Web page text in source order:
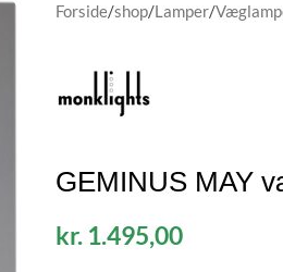
Forside/shop/Lamper/
GEMINUS MAY
kr. 1.495,00